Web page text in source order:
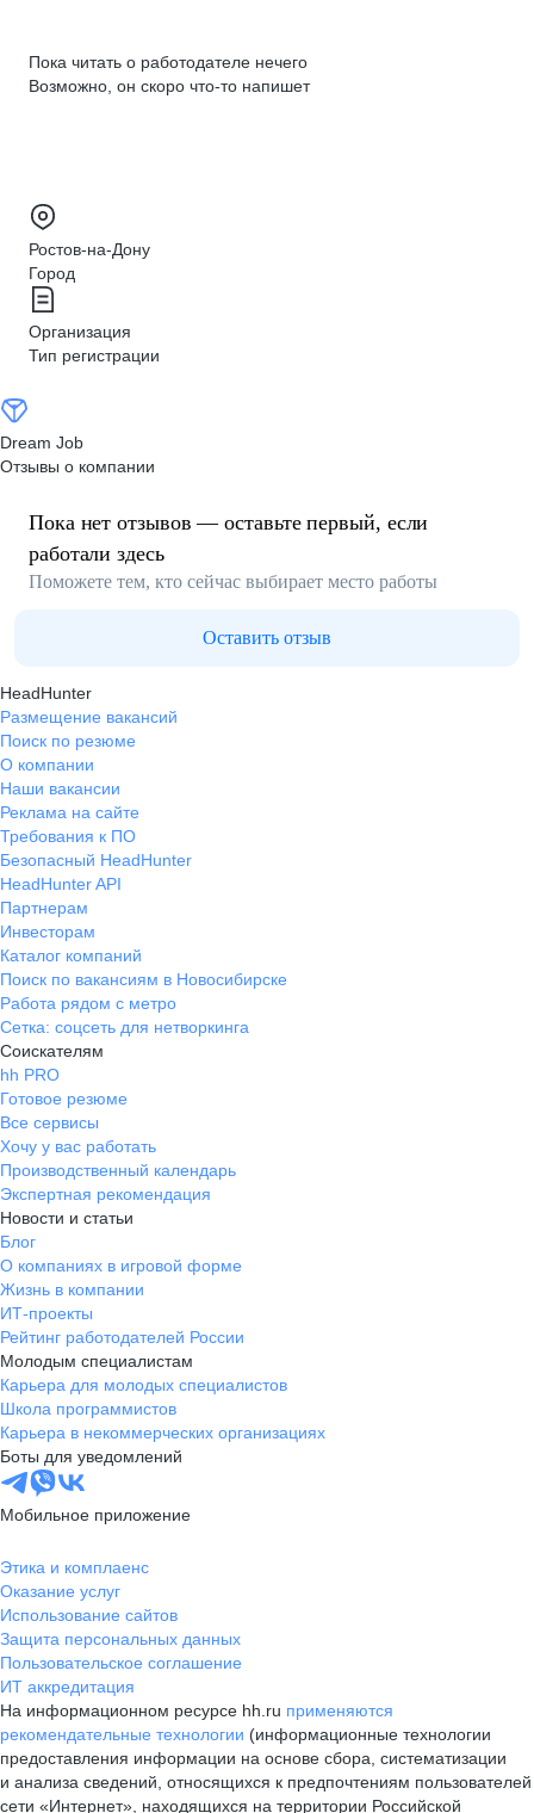
Пока читать о работодателе нечего
Возможно, он скоро что‑то напишет
Ростов-на-Дону
Город
Организация
Тип регистрации
Dream Job
Отзывы о компании
Пока нет отзывов — оставьте первый, если
работали здесь
Поможете тем, кто сейчас выбирает место работы
Оставить отзыв
HeadHunter
Размещение вакансий
Поиск по резюме
О компании
Наши вакансии
Реклама на сайте
Требования к ПО
Безопасный HeadHunter
HeadHunter API
Партнерам
Инвесторам
Каталог компаний
Поиск по вакансиям в Новосибирске
Работа рядом с метро
Сетка: соцсеть для нетворкинга
Соискателям
hh PRO
Готовое резюме
Все сервисы
Хочу у вас работать
Производственный календарь
Экспертная рекомендация
Новости и статьи
Блог
О компаниях в игровой форме
Жизнь в компании
ИТ-проекты
Рейтинг работодателей России
Молодым специалистам
Карьера для молодых специалистов
Школа программистов
Карьера в некоммерческих организациях
Боты для уведомлений
Мобильное приложение
Этика и комплаенс
Оказание услуг
Использование сайтов
Защита персональных данных
Пользовательское соглашение
ИТ аккредитация
На информационном ресурсе hh.ru применяются
рекомендательные технологии (информационные технологии
предоставления информации на основе сбора, систематизации
и анализа сведений, относящихся к предпочтениям пользователей
сети «Интернет», находящихся на территории Российской